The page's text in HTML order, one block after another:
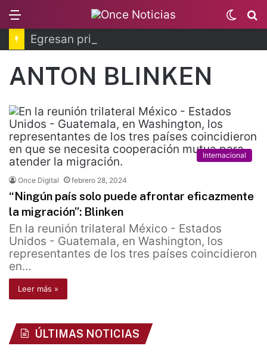
Switch
skin
ANTON BLINKEN
Internacional
Once Digital febrero 28, 2024
“Ningún país solo puede afrontar eficazmente
la migración”: Blinken
En la reunión trilateral México - Estados
Unidos - Guatemala, en Washington, los
representantes de los tres países coincidieron
en…
Leer más »
ÚLTIMAS NOTICIAS